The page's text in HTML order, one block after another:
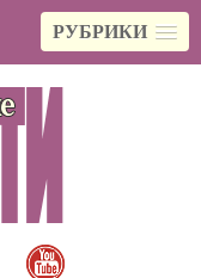
РУБРИКИ